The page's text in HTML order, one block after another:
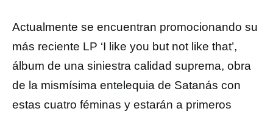
Actualmente se encuentran promocionando su
más reciente LP ‘I like you but not like that’,
álbum de una siniestra calidad suprema, obra
de la mismísima entelequia de Satanás con
estas cuatro féminas y estarán a primeros